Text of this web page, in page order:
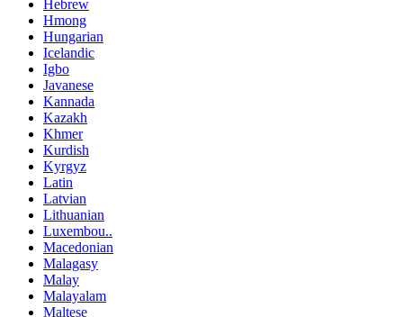
Hebrew
Hmong
Hungarian
Icelandic
Igbo
Javanese
Kannada
Kazakh
Khmer
Kurdish
Kyrgyz
Latin
Latvian
Lithuanian
Luxembou..
Macedonian
Malagasy
Malay
Malayalam
Maltese